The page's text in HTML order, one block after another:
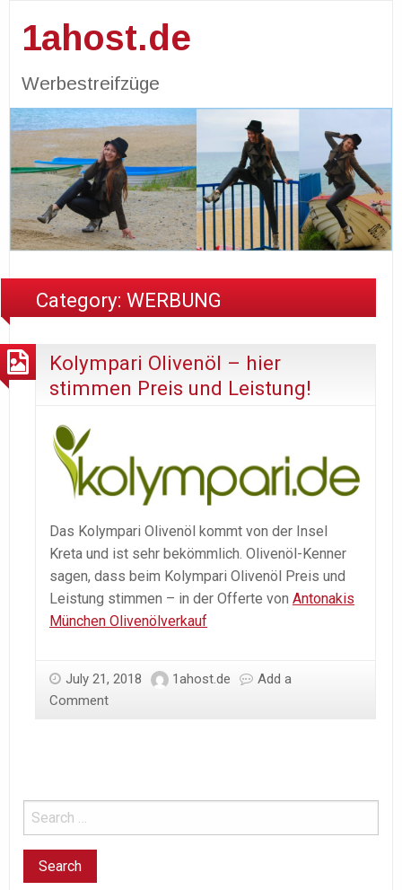
1ahost.de
Werbestreifzüge
Category:WERBUNG
Kolympari Olivenöl – hier
stimmen Preis und Leistung!
Das Kolympari Olivenöl kommt von der Insel
Kreta und ist sehr bekömmlich. Olivenöl-Kenner
sagen, dass beim Kolympari Olivenöl Preis und
Leistung stimmen – in der Offerte von Antonakis
München Olivenölverkauf
July 21, 2018 1ahost.de
Add a
Comment